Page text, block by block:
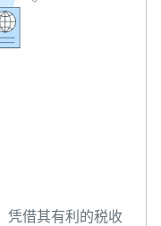
凭借其有利的税收